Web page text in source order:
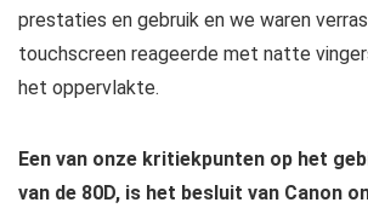
prestaties en gebruik en we waren
touchscreen reageerde met natte
het oppervlakte.
Een van onze kritiekpunten op het
van de 80D, is het besluit van Canon